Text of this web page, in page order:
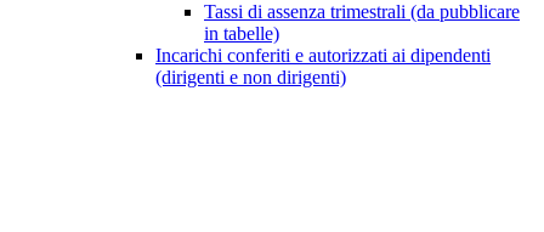
Tassi di assenza trimestrali (da pubblicare
in tabelle)
Incarichi conferiti e autorizzati ai dipendenti
(dirigenti e non dirigenti)